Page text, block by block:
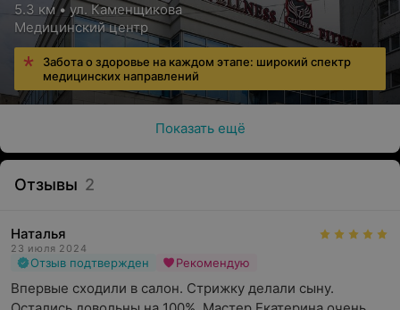
5.3 км • ул. Каменщикова
Медицинский центр
Забота о здоровье на каждом этапе: широкий спектр
медицинских направлений
Показать ещё
Отзывы 2
Наталья
23 июля 2024
Отзыв подтвержден Рекомендую
Впервые сходили в салон. Стрижку делали сыну.